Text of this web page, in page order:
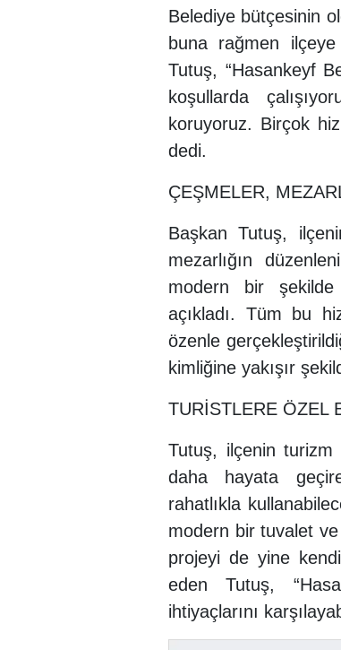
Belediye bütçesinin
buna rağmen ilçeye
Tutuş, “Hasankeyf
koşullarda
koruyoruz. Birçok
dedi.
ÇEŞMELER,
Başkan Tutuş,
mezarlığın
modern bir
açıkladı. Tüm bu
özenle
kimliğine yakışır
TURİSTLERE ÖZEL
Tutuş, ilçenin turizm
daha hayata
rahatlıkla
modern bir tuvalet
projeyi de yine
eden Tutuş,
ihtiyaçlarını